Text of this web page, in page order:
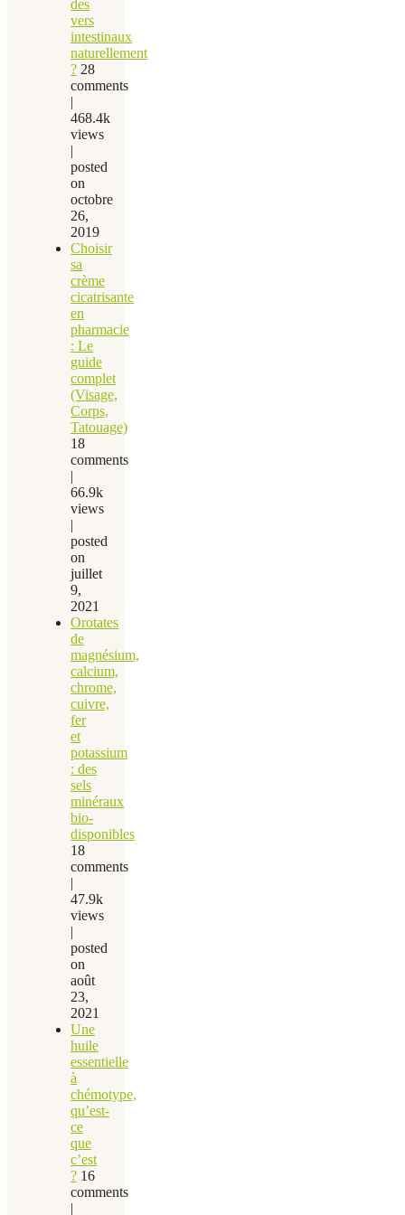
des
vers
intestinaux
naturellement
? 28
comments
|
468.4k
views
|
posted
on
octobre
26,
2019
Choisir
sa
crème
cicatrisante
en
pharmacie
: Le
guide
complet
(Visage,
Corps,
Tatouage)
18
comments
|
66.9k
views
|
posted
on
juillet
9,
2021
Orotates
de
magnésium,
calcium,
chrome,
cuivre,
fer
et
potassium
: des
sels
minéraux
bio-
disponibles
18
comments
|
47.9k
views
|
posted
on
août
23,
2021
Une
huile
essentielle
à
chémotype,
qu’est-
ce
que
c’est
? 16
comments
|